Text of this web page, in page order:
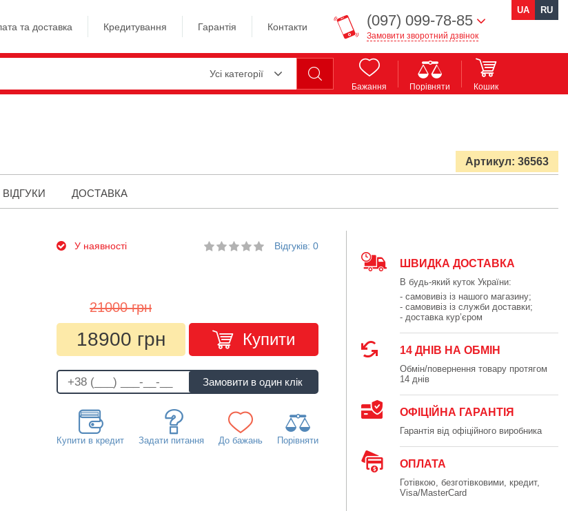
та доставка Кредитування Гарантія Контакти (097) 099-78-85
Замовити зворотний дзвінок
UA RU
Усі категорії
Бажання Порівняти Кошик
Артикул: 36563
ВІДГУКИ ДОСТАВКА
У наявності Відгуків: 0
21000 грн
18900 грн Купити
Купити в кредит Задати питання До бажань Порівняти
ШВИДКА ДОСТАВКА
В будь-який куток України:
- самовивіз із нашого магазину;
- самовивіз із служби доставки;
- доставка кур’єром
14 ДНІВ НА ОБМІН
Обмін/повернення товару протягом
14 днів
ОФІЦІЙНА ГАРАНТІЯ
Гарантія від офіційного виробника
ОПЛАТА
Готівкою, безготівковими, кредит,
Visa/MasterCard